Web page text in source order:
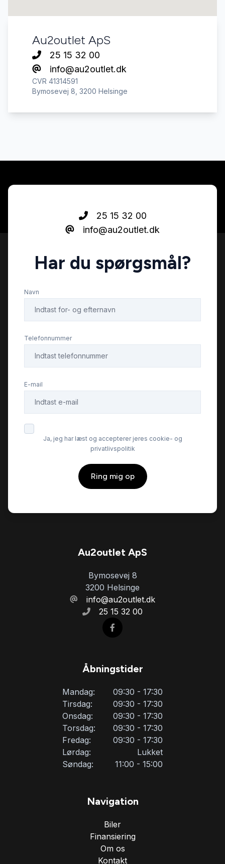
Au2outlet ApS
25 15 32 00
info@au2outlet.dk
CVR 41314591
Bymosevej 8, 3200 Helsinge
25 15 32 00
info@au2outlet.dk
Har du spørgsmål?
Navn
Telefonnummer
E-mail
Ja, jeg har læst og accepterer jeres cookie- og
privatlivspolitik
Ring mig op
Au2outlet ApS
Bymosevej 8
3200 Helsinge
info@au2outlet.dk
25 15 32 00
Åbningstider
Mandag:
09:30 - 17:30
Tirsdag:
09:30 - 17:30
Onsdag:
09:30 - 17:30
Torsdag:
09:30 - 17:30
Fredag:
09:30 - 17:30
Lørdag:
Lukket
Søndag:
11:00 - 15:00
Navigation
Biler
Finansiering
Om os
Kontakt